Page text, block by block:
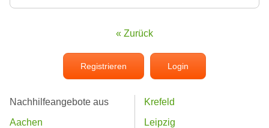
« Zurück
Registrieren Login
Nachhilfeangebote aus
Aachen
Krefeld
Leipzig